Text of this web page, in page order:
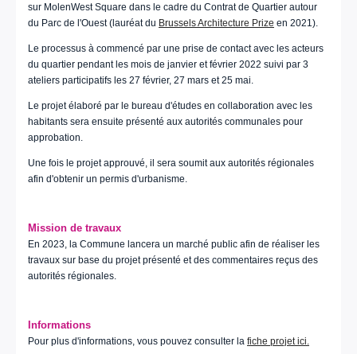
sur MolenWest Square dans le cadre du Contrat de Quartier autour
du Parc de l'Ouest (lauréat du Brussels Architecture Prize en 2021).
Le processus à commencé par une prise de contact avec les acteurs
du quartier pendant les mois de janvier et février 2022 suivi par 3
ateliers participatifs les 27 février, 27 mars et 25 mai.
Le projet élaboré par le bureau d'études en collaboration avec les
habitants sera ensuite présenté aux autorités communales pour
approbation.
Une fois le projet approuvé, il sera soumit aux autorités régionales
afin d'obtenir un permis d'urbanisme.
Mission de travaux
En 2023, la Commune lancera un marché public afin de réaliser les
travaux sur base du projet présenté et des commentaires reçus des
autorités régionales.
Informations
Pour plus d'informations, vous pouvez consulter la fiche projet ici.